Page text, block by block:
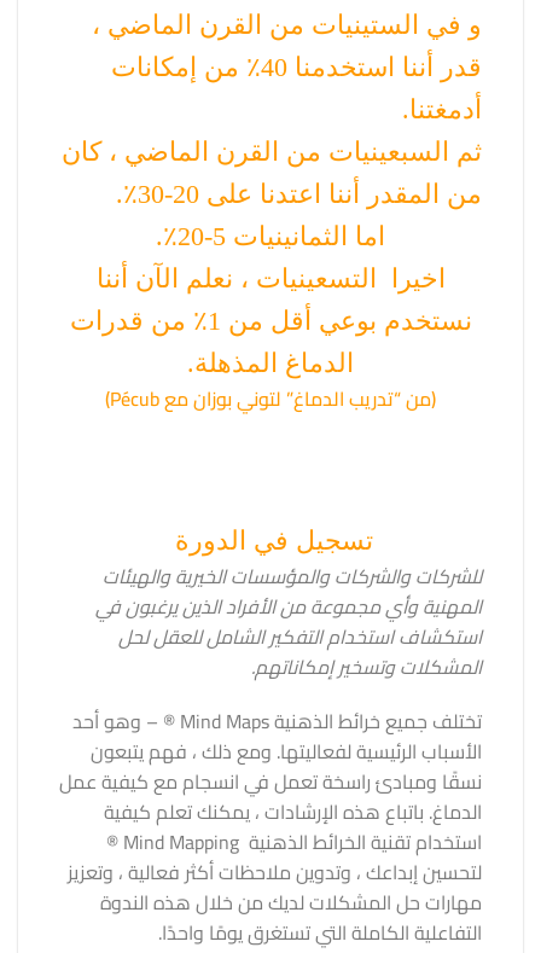
و في الستينيات من القرن الماضي ،
قدر أننا استخدمنا 40٪ من إمكانات
أدمغتنا.
ثم السبعينيات من القرن الماضي ، كان
من المقدر أننا اعتدنا على 20-30٪.
اما الثمانينيات 5-20٪.
اخيرا التسعينيات ، نعلم الآن أننا
نستخدم بوعي أقل من 1٪ من قدرات
الدماغ المذهلة.
(من “تدريب الدماغ” لتوني بوزانمع Pécub)
تسجيل في الدورة
للشركات والشركات والمؤسسات الخيرية والهيئات
المهنية وأي مجموعة من الأفراد الذين يرغبون في
استكشاف استخدام التفكير الشامل للعقل لحل
المشكلات وتسخير إمكاناتهم.
تختلف جميع خرائط الذهنية Mind Maps ® – وهو أحد
الأسباب الرئيسية لفعاليتها. ومع ذلك ، فهم يتبعون
نسقًا ومبادئ راسخة تعمل في انسجام مع كيفية عمل
الدماغ. باتباع هذه الإرشادات ، يمكنك تعلم كيفية
استخدام تقنية الخرائط الذهنية Mind Mapping ®
لتحسين إبداعك ، وتدوين ملاحظات أكثر فعالية ، وتعزيز
مهارات حل المشكلات لديك من خلال هذه الندوة
التفاعلية الكاملة التي تستغرق يومًا واحدًا.